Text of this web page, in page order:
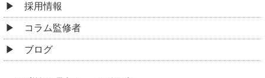
採用情報
コラム監修者
ブログ